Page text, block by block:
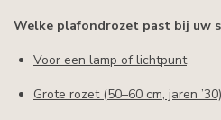
Welke plafondrozet past bij uw
Voor een lamp of lichtpunt
Grote rozet (50–60 cm, jaren ’30)